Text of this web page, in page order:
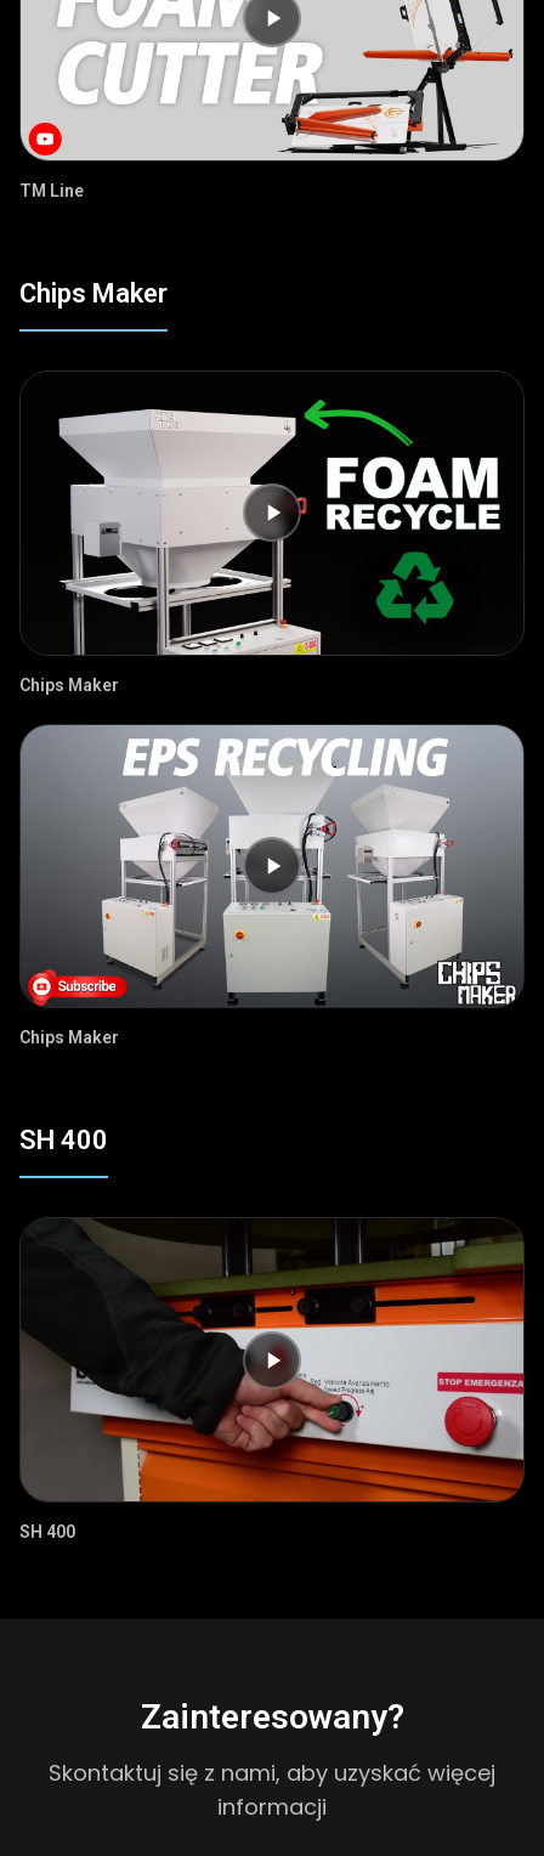
TM Line
Chips Maker
Chips Maker
Chips Maker
SH 400
SH 400
Zainteresowany?
Skontaktuj się z nami, aby uzyskać więcej
informacji